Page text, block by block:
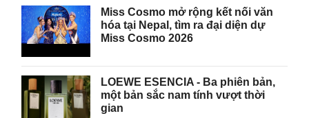
Miss Cosmo mở rộng kết nối văn
hóa tại Nepal, tìm ra đại diện dự
Miss Cosmo 2026
LOEWE ESENCIA - Ba phiên bản,
một bản sắc nam tính vượt thời
gian